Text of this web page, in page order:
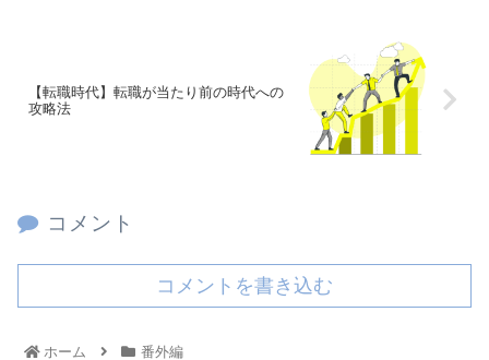
【転職時代】転職が当たり前の時代への
攻略法
コメント
コメントを書き込む
ホーム 番外編